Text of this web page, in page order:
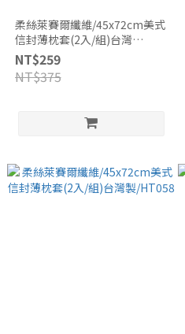
柔絲萊賽爾纖維/45x72cm美式
信封薄枕套(2入/組)台灣
製/HT062
NT$259
NT$375